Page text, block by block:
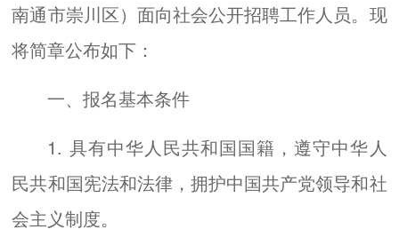
南通市崇川区）面向社会公开招聘工作人员。现
将简章公布如下：
一、报名基本条件
1. 具有中华人民共和国国籍，遵守中华人
民共和国宪法和法律，拥护中国共产党领导和社
会主义制度。